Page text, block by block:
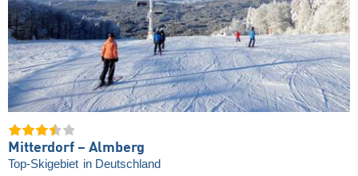
Mitterdorf – Almberg
Top-Skigebiet in Deutschland